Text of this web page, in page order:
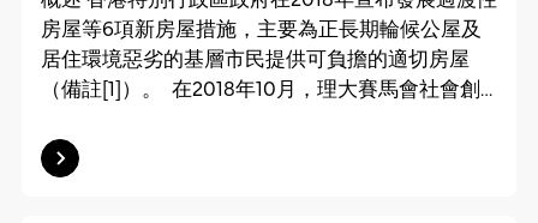
房屋等6項新房屋措施，主要為正長期輪候公屋及
居住環境惡劣的基層市民提供可負擔的適切房屋
（備註[1]）。 在2018年10月，理大賽馬會社會創
題，在「理大賽馬會社創『騷‧In‧廬』」計劃之
下，舉辦了「十萬分一」的第一季社創研討會，旨